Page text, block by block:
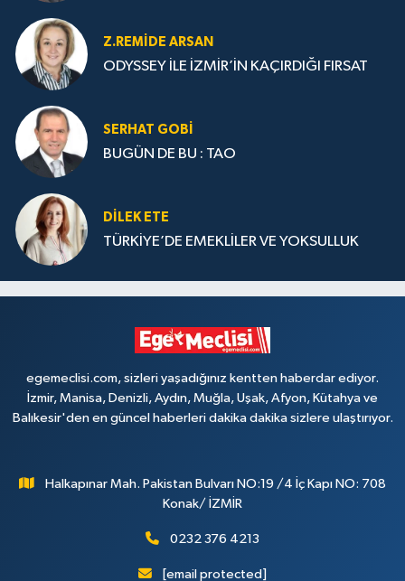
Z.REMIDE ARSAN
ODYSSEY İLE İZMİR’İN KAÇIRDIĞI FIRSAT
SERHAT GOBİ
BUGÜN DE BU : TAO
DILEK ETE
TÜRKİYE’DE EMEKLİLER VE YOKSULLUK
egemeclisi.com, sizleri yaşadığınız kentten haberdar ediyor.
İzmir, Manisa, Denizli, Aydın, Muğla, Uşak, Afyon, Kütahya ve
Balıkesir'den en güncel haberleri dakika dakika sizlere ulaştırıyor.
Halkapınar Mah. Pakistan Bulvarı NO:19 /4 İç Kapı NO: 708
Konak/ İZMİR
0232 376 4213
[email protected]